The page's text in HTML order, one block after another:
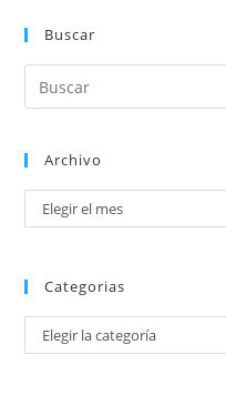
Buscar
Archivo
Elegir el mes
Categorias
Elegir la categoría